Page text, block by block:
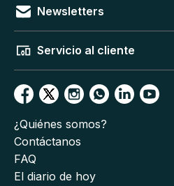
Newsletters
Servicio al cliente
¿Quiénes somos?
Contáctanos
FAQ
El diario de hoy